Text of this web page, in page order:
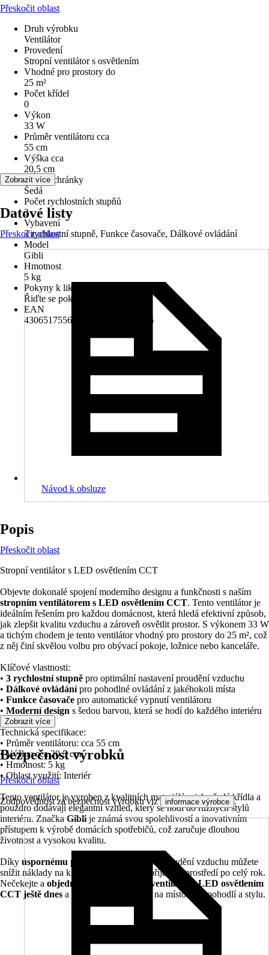
Přeskočit oblast
Druh výrobku
Ventilátor
Provedení
Stropní ventilátor s osvětlením
Vhodné pro prostory do
25 m²
Počet křídel
0
Výkon
33 W
Průměr ventilátoru cca
55 cm
Výška cca
20,5 cm
Barva schránky
Šedá
Počet rychlostních stupňů
3
Vybavení
3 rychlostní stupně, Funkce časovače, Dálkové ovládání
Model
Gibli
Hmotnost
5 kg
Pokyny k likvidaci
Řiďte se pokyny pro likvidaci
EAN
4306517556310, 9007371436866
Zobrazit více
Datové listy
Přeskočit oblast
Návod k obsluze
Popis
Přeskočit oblast
Stropní ventilátor s LED osvětlením CCT
Objevte dokonalé spojení moderního designu a funkčnosti s naším
stropním ventilátorem s LED osvětlením CCT. Tento ventilátor je
ideálním řešením pro každou domácnost, která hledá efektivní způsob,
jak zlepšit kvalitu vzduchu a zároveň osvětlit prostor. S výkonem 33 W
a tichým chodem je tento ventilátor vhodný pro prostory do 25 m², což
z něj činí skvělou volbu pro obývací pokoje, ložnice nebo kanceláře.
Klíčové vlastnosti:
• 3 rychlostní stupně pro optimální nastavení proudění vzduchu
• Dálkové ovládánípro pohodlné ovládání z jakéhokoli místa
• Funkce časovače pro automatické vypnutí ventilátoru
• Moderní design s šedou barvou, která se hodí do každého interiéru
Technická specifikace:
• Průměr ventilátoru: cca 55 cm
• Výška: cca 20.5 cm
• Hmotnost: 5 kg
• Oblast využití: Interiér
Tento ventilátor je vyroben z kvalitních materiálů a jeho šedé křídla a
pouzdro dodávají elegantní vzhled, který se hodí do různých stylů
interiéru. ZnačkaGiblije známá svou spolehlivostí a inovativním
přístupem k výrobě domácích spotřebičů, což zaručuje dlouhou
životnost a vysokou kvalitu.
Díky úspornému provozu
a efektivnímu proudění vzduchu můžete
snížit náklady na klimatizaci a užívat si příjemné prostředí po celý rok.
Nečekejte a objednejte si svůj stropní ventilátor s LED osvětlením
CCT ještě dnes a přetvořte svůj domov na místo plné pohodlí a stylu.
Zobrazit více
Bezpečnost výrobků
Přeskočit oblast
Zodpovědnost za bezpečnost výrobku viz informace výrobce .